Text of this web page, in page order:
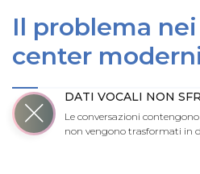
Il problema
center
DATI VOCALI NON
Le conversazioni
non vengono trasformati in